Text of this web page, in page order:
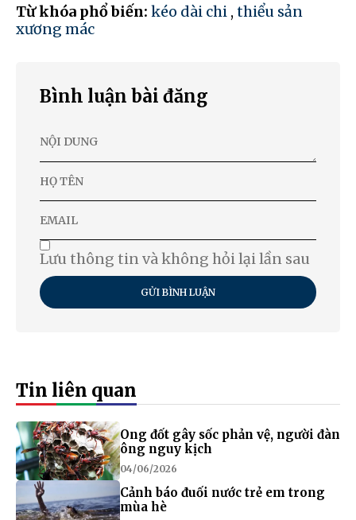
Từ khóa phổ biến: kéo dài chi , thiểu sản
xương mác
Bình luận bài đăng
Lưu thông tin và không hỏi lại lần sau
GỬI BÌNH LUẬN
Tin liên quan
Ong đốt gây sốc phản vệ, người đàn
ông nguy kịch
04/06/2026
Cảnh báo đuối nước trẻ em trong
mùa hè